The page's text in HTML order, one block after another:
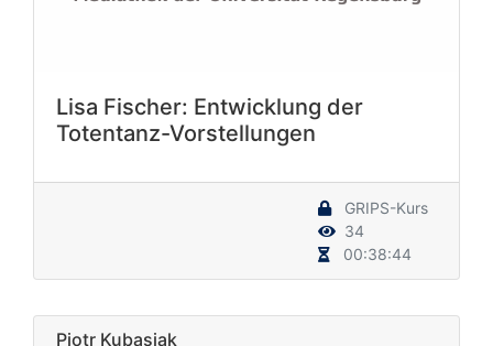
Lisa Fischer: Entwicklung der
Totentanz-Vorstellungen
GRIPS-Kurs
34
00:38:44
Piotr Kubasiak